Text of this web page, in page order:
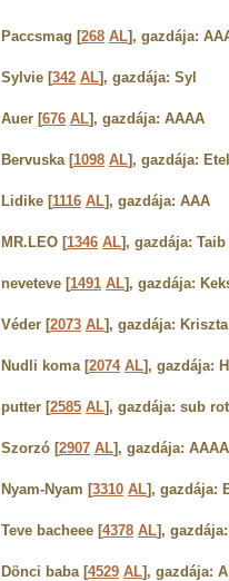
Paccsmag [268 AL], gazdája:
Sylvie [342 AL], gazdája: Syl
Auer [676 AL], gazdája: AAAA
Bervuska [1098 AL], gazdája:
Lidike [1116 AL], gazdája: AAA
MR.LEO [1346 AL], gazdája:
neveteve [1491 AL], gazdája:
Véder [2073 AL], gazdája: Kriszta
Nudli koma [2074 AL], gazdája:
putter [2585 AL], gazdája: sub
Szorzó [2907 AL], gazdája: AAAA
Nyam-Nyam [3310 AL], gazdája:
Teve bacheee [4378 AL],
Dönci baba [4529 AL], gazdája: A